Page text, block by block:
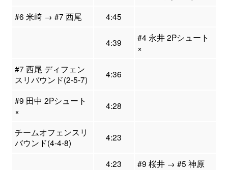
#6 米﨑 → #7 西尾
4:45
4:39
#4 永井 2Pシュート
×
#7 西尾 ディフェン
スリバウンド(2-5-7)
4:36
#9 田中 2Pシュート
×
4:28
チームオフェンスリ
バウンド(4-4-8)
4:23
4:23
#9 桜井 → #5 神原